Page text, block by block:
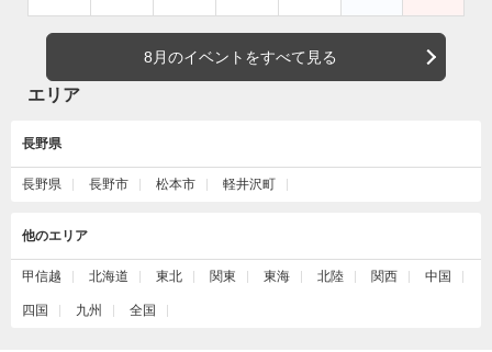
8月のイベントをすべて見る
エリア
長野県
長野県 長野市 松本市 軽井沢町
他のエリア
甲信越 北海道 東北 関東 東海 北陸 関西 中国
四国 九州 全国